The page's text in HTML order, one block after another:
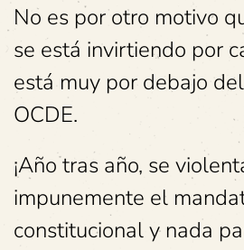
No es por otro motivo
se está invirtiendo por
está muy por debajo
OCDE.
¡Año tras año, se
impunemente el
constitucional y nada